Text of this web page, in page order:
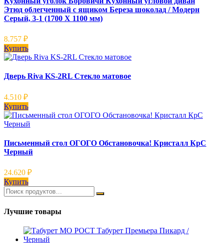
Этюд облегченный с ящиком Береза шоколад / Модерн
Серый, 3-1 (1700 Х 1100 мм)
8.757 ₽
Купить
Дверь Riva KS-2RL Стекло матовое
4.510 ₽
Купить
Письменный стол ОГОГО Обстановочка! Кристалл КрС
Черный
24.620 ₽
Купить
Лучшие товары